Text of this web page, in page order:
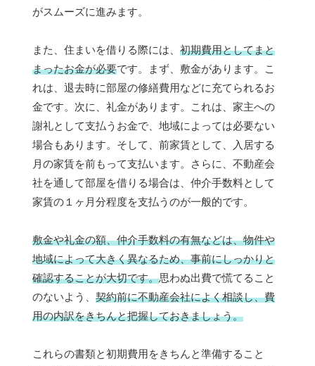
がスムーズに進みます。
また、住まいを借りる際には、 初期費用としてまと
まったお金が必要です。まず、敷金があります。こ
れは、退去時に部屋の修繕費用などに充てられるお
金です。次に、礼金があります。これは、家主への
謝礼として支払うお金で、地域によっては必要ない
場合もあります。そして、前家賃として、入居する
月の家賃を前もって支払います。さらに、不動産会
社を通して部屋を借りる場合は、仲介手数料として
家賃の１ヶ月分程度を支払うのが一般的です。
敷金や礼金の額、仲介手数料の有無などは、物件や
地域によって大きく異なるため、事前にしっかりと
確認することが大切です。思わぬ出費で慌てること
のないよう、 契約前に不動産会社によく相談し、費
用の内訳をきちんと把握しておきましょう。
これらの書類と初期費用をきちんと準備すること